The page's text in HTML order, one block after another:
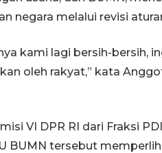
negara melalui revisi
kami lagi bersih-bersih,
oleh rakyat,” kata
VI DPR RI dari Fraksi
BUMN tersebut